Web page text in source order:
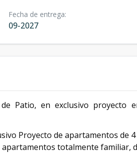
Fecha de entrega:
09-2027
Patio, en exclusivo proyecto
Proyecto de apartamentos de
totalmente familiar,